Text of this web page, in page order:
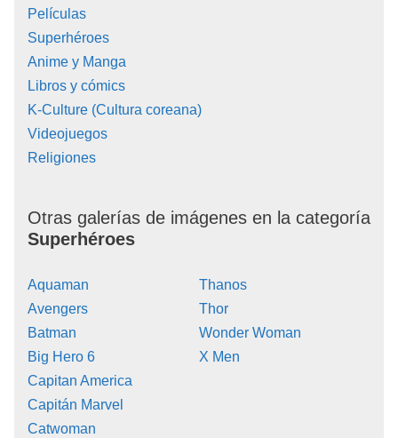
Películas
Superhéroes
Anime y Manga
Libros y cómics
K-Culture (Cultura coreana)
Videojuegos
Religiones
Otras galerías de imágenes en la categoría
Superhéroes
Aquaman
Avengers
Batman
Big Hero 6
Capitan America
Capitán Marvel
Catwoman
Thanos
Thor
Wonder Woman
X Men